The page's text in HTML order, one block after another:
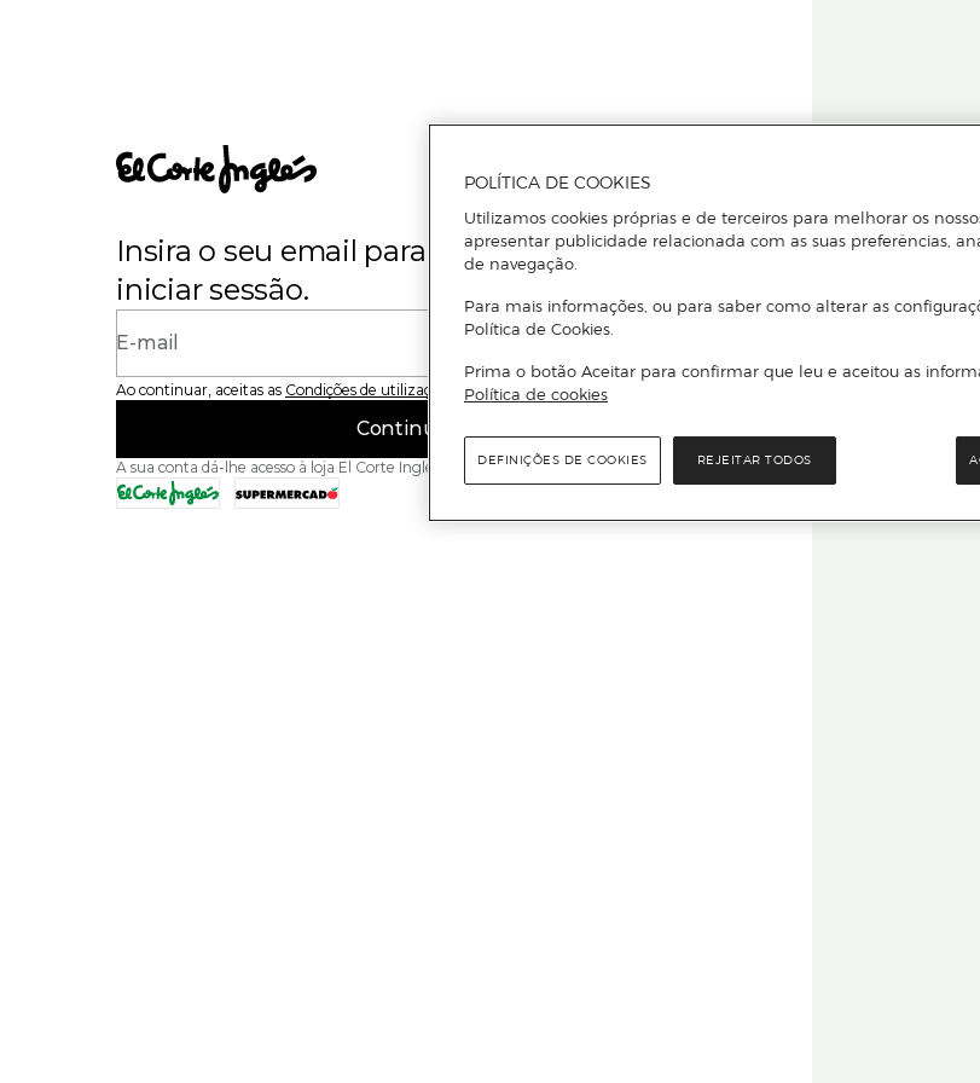
Insira o seu email para se registar ou
iniciar sessão.
E-mail
Ao continuar, aceitas as Condições de utilização do site
Continuar
A sua conta dá-lhe acesso à loja El Corte Inglés e ao Supermercado El Corte Inglés.
POLÍTICA DE COOKIES
Utilizamos cookies próprias e de terceiros para melhorar os
apresentar publicidade relacionada com as suas preferências,
de navegação.
Para mais informações, ou para saber como alterar as
Política de Cookies.
Prima o botão Aceitar para confirmar que leu e aceitou as
Política de cookies
REJEITAR TODOS
DEFINIÇÕES DE COOKIES